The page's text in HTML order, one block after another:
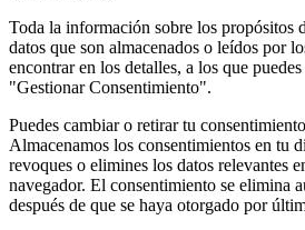
Toda la información sobre los propósitos
datos que son almacenados o leídos por
encontrar en los detalles, a los que
"Gestionar Consentimiento".
Puedes cambiar o retirar tu
Almacenamos los consentimientos en tu
revoques o elimines los datos relevantes
navegador. El consentimiento se elimina
después de que se haya otorgado por